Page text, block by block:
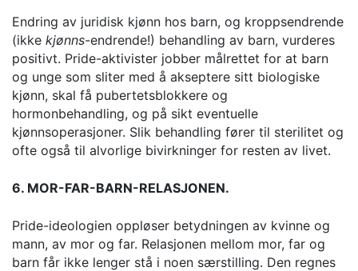
Endring av juridisk kjønn hos barn, og kroppsendrende
(ikke kjønns-endrende!) behandling av barn, vurderes
positivt. Pride-aktivister jobber målrettet for at barn
og unge som sliter med å akseptere sitt biologiske
kjønn, skal få pubertetsblokkere og
hormonbehandling, og på sikt eventuelle
kjønnsoperasjoner. Slik behandling fører til sterilitet og
ofte også til alvorlige bivirkninger for resten av livet.
6. MOR-FAR-BARN-RELASJONEN.
Pride-ideologien oppløser betydningen av kvinne og
mann, av mor og far. Relasjonen mellom mor, far og
barn får ikke lenger stå i noen særstilling. Den regnes